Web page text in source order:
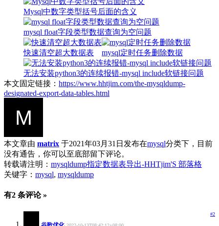
Mysql中数字类型括号后面的含义
mysql float字段类型数据查询为空问题
快速清空超大数据表 mysql定时任务删除数据
无法安装python3的连续报错-mysql include软链接问题
本文固定链接： https://www.hhtjim.com/the-mysqldump-
designated-export-data-tables.html
本文章由 matrix 于2021年03月31日发布在mysql分类下，目前
没有通告，你可以至底部留下评论。
转载请注明： mysqldump指定数据表导出-HHTjim'S 部落格
关键字： mysql, mysqldump
有2 条评论 »
#2